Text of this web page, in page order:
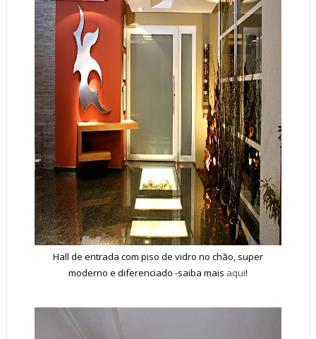
Hall de entrada com piso de vidro no chão, super
moderno e diferenciado -saiba mais aqui!